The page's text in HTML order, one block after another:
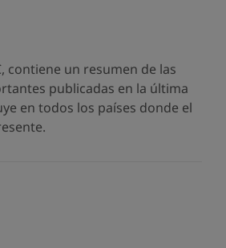
contiene un resumen de las
publicadas en la última
en todos los países donde el